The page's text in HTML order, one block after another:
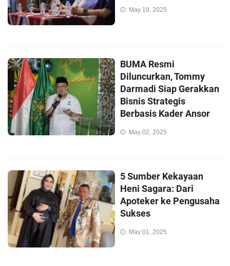
May 19, 2025
BUMA Resmi
Diluncurkan, Tommy
Darmadi Siap Gerakkan
Bisnis Strategis
Berbasis Kader Ansor
May 02, 2025
5 Sumber Kekayaan
Heni Sagara: Dari
Apoteker ke Pengusaha
Sukses
May 01, 2025